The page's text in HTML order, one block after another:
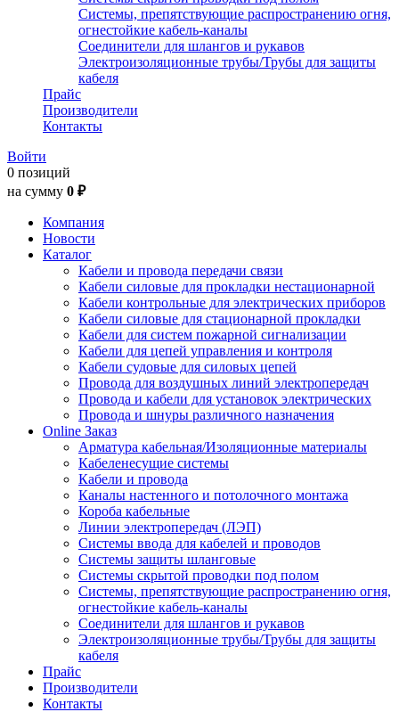
Системы, препятствующие распространению огня,
огнестойкие кабель-каналы
Соединители для шлангов и рукавов
Электроизоляционные трубы/Трубы для защиты
кабеля
Прайс
Производители
Контакты
Войти
0 позиций
на сумму 0 ₽
Компания
Новости
Каталог
Кабели и провода передачи связи
Кабели силовые для прокладки нестационарной
Кабели контрольные для электрических приборов
Кабели силовые для стационарной прокладки
Кабели для систем пожарной сигнализации
Кабели для цепей управления и контроля
Кабели судовые для силовых цепей
Провода для воздушных линий электропередач
Провода и кабели для установок электрических
Провода и шнуры различного назначения
Online Заказ
Арматура кабельная/Изоляционные материалы
Кабеленесущие системы
Кабели и провода
Каналы настенного и потолочного монтажа
Короба кабельные
Линии электропередач (ЛЭП)
Системы ввода для кабелей и проводов
Системы защиты шланговые
Системы скрытой проводки под полом
Системы, препятствующие распространению огня,
огнестойкие кабель-каналы
Соединители для шлангов и рукавов
Электроизоляционные трубы/Трубы для защиты
кабеля
Прайс
Производители
Контакты